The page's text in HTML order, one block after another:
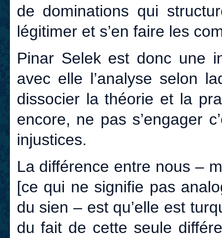
de dominations qui
légitimer et s’en faire les
Pinar Selek est donc une
avec elle l’analyse selon
dissocier la théorie et la
encore, ne pas s’engager
injustices.
La différence entre nous –
[ce qui ne signifie pas
du sien – est qu’elle est
du fait de cette seule